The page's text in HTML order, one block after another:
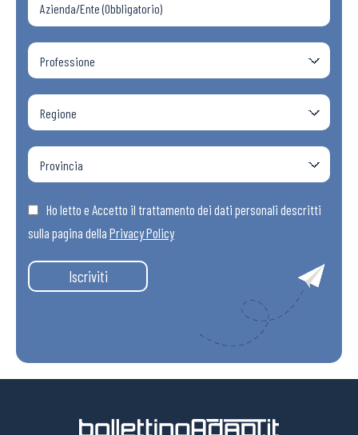
Ho letto e Accetto il trattamento dei dati personali descritti
sulla pagina della Privacy Policy
Iscriviti